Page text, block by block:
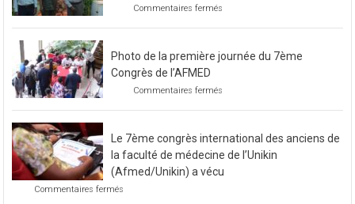
Commentaires fermés
prochain
de
2021
Photo de la première journée du 7ème
Congrès de l’AFMED
Commentaires fermés
première
journée
7ème
Le 7ème congrès international des anciens de
la faculté de médecine de l’Unikin
(Afmed/Unikin) a vécu
Commentaires fermés